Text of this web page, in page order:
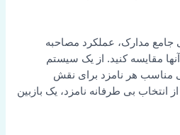
جامع مدارک، عملکرد مصاحبه
مقایسه کنید. از یک سیستم
مناسب هر نامزد برای نقش
انتخاب بی طرفانه نامزد، یک بازبین